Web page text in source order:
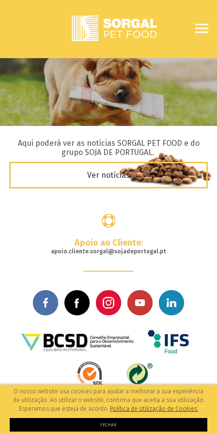
Aqui poderá ver as notícias SORGAL PET FOOD e do
grupo SOJA DE PORTUGAL.
Ver notícias
Apoio ao Cliente:
apoio.cliente.sorgal@sojadeportugal.pt
© 2017-2026 Todos os direitos reservados
/Política de Privacidade
by: M&A Digital
O nosso website usa cookies para ajudar a melhorar a sua experiência
de utilização. Ao utilizar o website, confirma que aceita a sua utilização.
Esperamos que esteja de acordo. Política de Utilização de Cookies.
FECHAR